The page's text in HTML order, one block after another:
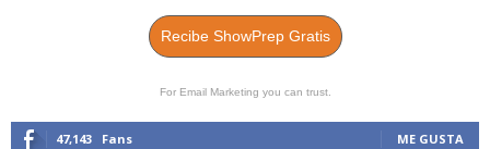
Recibe ShowPrep Gratis
For Email Marketing you can trust.
47,143 Fans ME GUSTA